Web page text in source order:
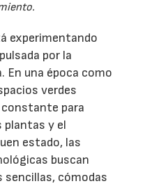
experimentando
por la
una época como
verdes
para
plantas y el
estado, las
buscan
sencillas, cómodas